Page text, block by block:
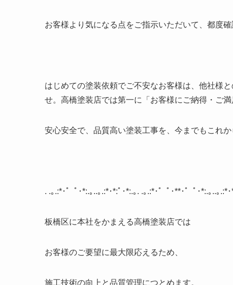
お客様より気になる点をご指示いただいて、都度
はじめての塗装依頼でご不安なお客様は、他社様
せ。高橋塗装店では第一に「お客様にご納得・ご
安心安全で、品質高い塗装工事を、今までもこれか
. .｡ .:*･゜ﾟ･*:.｡ ..｡ .:*･*:ﾟ･*:.｡ . .｡ .:*･゜ﾟ･**･゜ﾟ･*:.｡ ..｡ .:*･
板橋区に本社をかまえる高橋塗装店では
お客様のご要望に最大限応えるため、
施工技術の向上と品質管理につとめます。